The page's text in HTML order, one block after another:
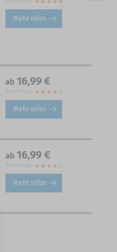
Mehr Infos
ab 16,99 €
Mehr Infos
ab 16,99 €
Mehr Infos